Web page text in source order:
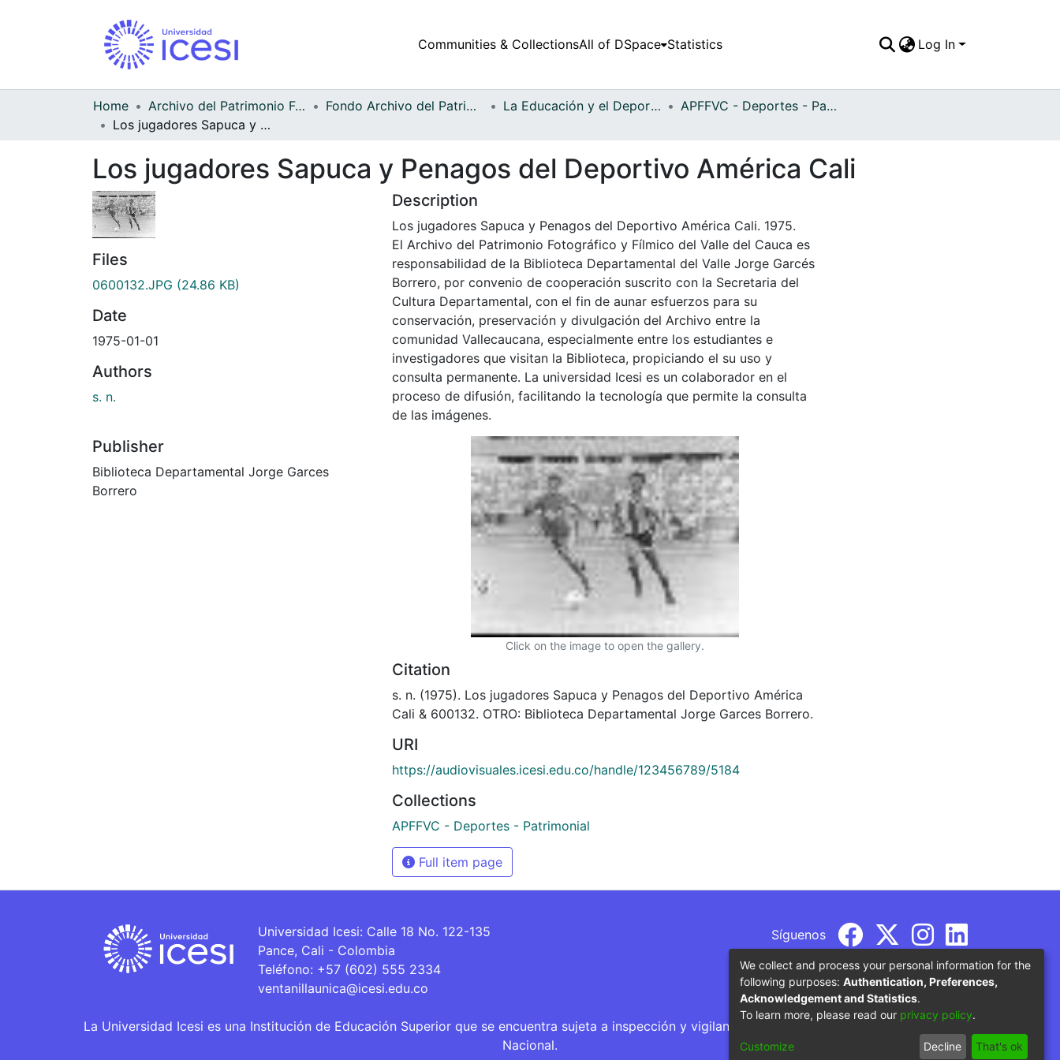
Communities & CollectionsAll of DSpace Statistics Log In
Home Archivo del Patrimonio Fotográfico y Fílmico del Valle del Cauca Fondo Archivo del Patrimonio Fotográfico y Fílmico del Valle del Cauca La Educación y el Deporte
APFFVC - Deportes - Patrimonial
Los jugadores Sapuca y Penagos del Deportivo América Cali
Los jugadores Sapuca y Penagos del Deportivo América Cali
Files
0600132.JPG (24.86 KB)
Date
1975-01-01
Authors
s. n.
Publisher
Biblioteca Departamental Jorge Garces
Borrero
Description
Los jugadores Sapuca y Penagos del Deportivo América Cali. 1975.
El Archivo del Patrimonio Fotográfico y Fílmico del Valle del Cauca es
responsabilidad de la Biblioteca Departamental del Valle Jorge Garcés
Borrero, por convenio de cooperación suscrito con la Secretaria del
Cultura Departamental, con el fin de aunar esfuerzos para su
conservación, preservación y divulgación del Archivo entre la
comunidad Vallecaucana, especialmente entre los estudiantes e
investigadores que visitan la Biblioteca, propiciando el su uso y
consulta permanente. La universidad Icesi es un colaborador en el
proceso de difusión, facilitando la tecnología que permite la consulta
de las imágenes.
Click on the image to open the gallery.
Citation
s. n. (1975). Los jugadores Sapuca y Penagos del Deportivo América
Cali & 600132. OTRO: Biblioteca Departamental Jorge Garces Borrero.
URI
https://audiovisuales.icesi.edu.co/handle/123456789/5184
Collections
APFFVC - Deportes - Patrimonial
Full item page
Universidad Icesi: Calle 18 No. 122-135
Pance, Cali - Colombia
Teléfono: +57 (602) 555 2334
ventanillaunica@icesi.edu.co
Síguenos
La Universidad Icesi es una Institución de Educación Superior que se encuentra sujeta a inspección y vigilancia por parte del Ministerio de Educación
Nacional.
We collect and process your personal information for the
following purposes: Authentication, Preferences,
Acknowledgement and Statistics.
To learn more, please read our privacy policy.
Customize Decline That's ok